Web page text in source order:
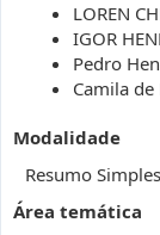
LOREN
IGOR
Pedro
Camila
Modalidade
Resumo Simples
Área temática